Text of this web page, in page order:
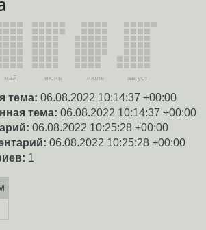
май июнь июль август
тема: 06.08.2022 10:14:37 +00:00
тема: 06.08.2022 10:14:37 +00:00
06.08.2022 10:25:28 +00:00
06.08.2022 10:25:28 +00:00
1